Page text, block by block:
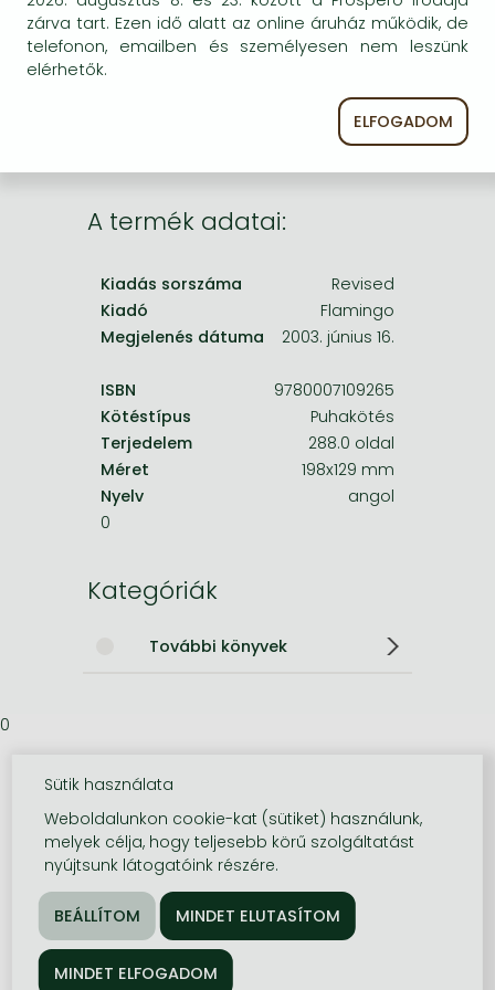
Frieren manga
Bleach manga
egyszer keresni szerzővel és címmel. Ha nem talál
másik, kapható kiadást, forduljon
ügyfélszolgálatunkhoz!
A termék adatai:
Kiadás sorszáma
Revised
Kiadó
Flamingo
Megjelenés dátuma
2003. június 16.
ISBN
9780007109265
Kötéstípus
Puhakötés
Terjedelem
288.0 oldal
Méret
198x129 mm
Nyelv
angol
0
Kategóriák
További könyvek
0
zárva tart. Ezen idő alatt az online áruház működik, de
telefonon, emailben és személyesen nem leszünk
elérhetők.
ELFOGADOM
Sütik használata
Weboldalunkon cookie-kat (sütiket) használunk,
melyek célja, hogy teljesebb körű szolgáltatást
nyújtsunk látogatóink részére.